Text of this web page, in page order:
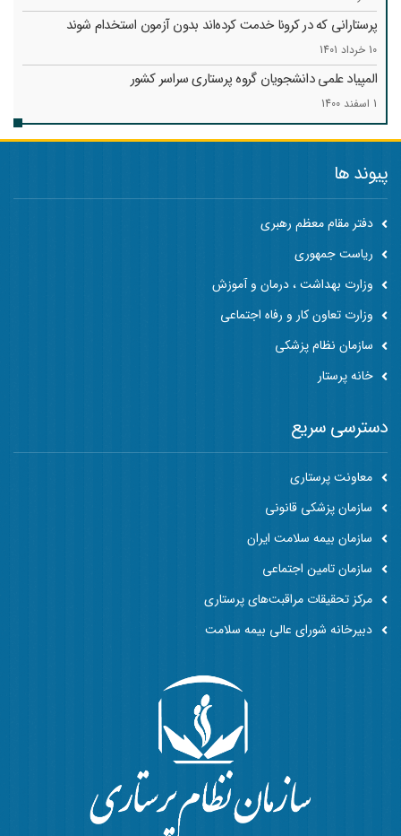
پرستارانی که در کرونا خدمت کرد‌ه‌اند بدون آزمون استخدام شوند
10 خرداد 1401
المپیاد علمی دانشجویان گروه پرستاری سراسر کشور
1 اسفند 1400
پیوند ها
دفتر مقام معظم رهبری
ریاست جمهوری
وزارت بهداشت ، درمان و آموزش
وزارت تعاون کار و رفاه اجتماعی
سازمان نظام پزشکی
خانه پرستار
دسترسی سریع
معاونت پرستاری
سازمان پزشکی قانونی
سازمان بیمه سلامت ایران
سازمان تامین اجتماعی
مرکز تحقیقات مراقبت‌های پرستاری
دبیرخانه شورای عالی بیمه سلامت